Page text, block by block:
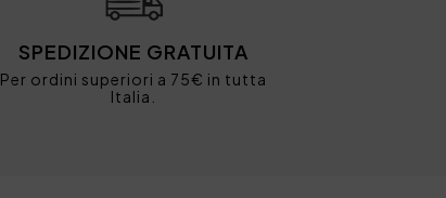
SPEDIZIONE GRATUITA
Per ordini superiori a 75€ in tutta
Italia.